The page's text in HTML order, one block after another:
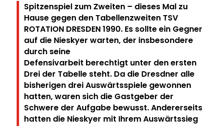
Spitzenspiel zum Zweiten – dieses Mal zu
Hause gegen den Tabellenzweiten TSV
ROTATION DRESDEN 1990. Es sollte ein Gegner
auf die Nieskyer warten, der insbesondere
durch seine
Defensivarbeit berechtigt unter den ersten
Drei der Tabelle steht. Da die Dresdner alle
bisherigen drei Auswärtsspiele gewonnen
hatten, waren sich die Gastgeber der
Schwere der Aufgabe bewusst.Andererseits
hatten die Nieskyer mit Ihrem Auswärtssieg